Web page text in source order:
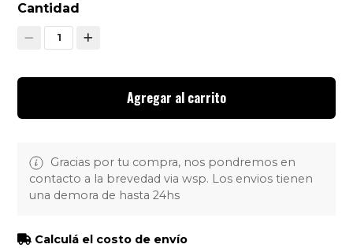
Cantidad
1
Agregar al carrito
Gracias por tu compra, nos pondremos en
contacto a la brevedad via wsp. Los envios tienen
una demora de hasta 24hs
Calculá el costo de envío